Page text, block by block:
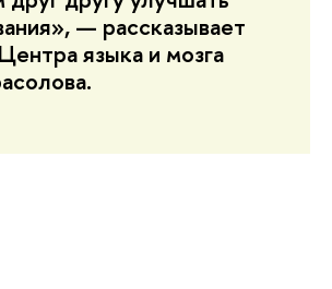
— рассказывает
языка и мозга